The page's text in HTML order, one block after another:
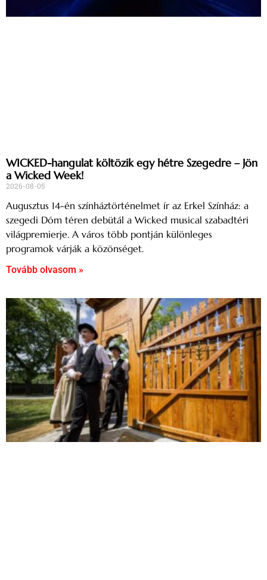
WICKED-hangulat költözik egy hétre Szegedre – Jön
a Wicked Week!
2026-08-05
Augusztus 14-én színháztörténelmet ír az Erkel Színház: a
szegedi Dóm téren debütál a Wicked musical szabadtéri
világpremierje. A város több pontján különleges
programok várják a közönséget.
Tovább olvasom »